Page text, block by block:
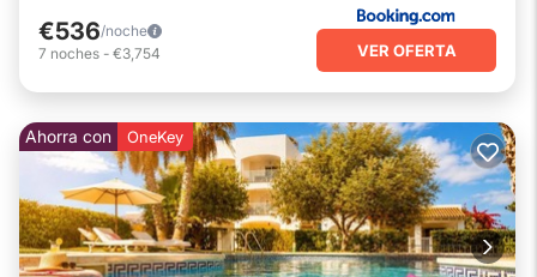
€536/noche
7 noches - €3,754 VER OFERTA
Ahorra con OneKey